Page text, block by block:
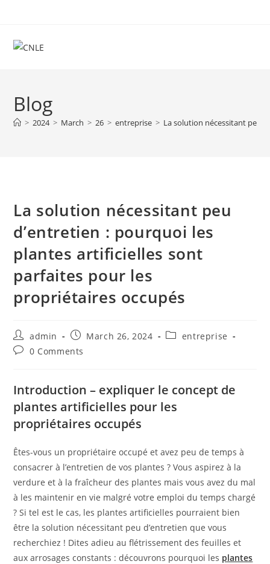
content
Blog
> 2024 > March > 26 > entreprise > La solution nécessitant peu
La solution nécessitant peu
d’entretien : pourquoi les
plantes artificielles sont
parfaites pour les
propriétaires occupés
Post
author:
admin
Post
published:
March 26, 2024
Postentreprise
Post0 Comments
Introduction – expliquer le concept de
plantes artificielles pour les
propriétaires occupés
Êtes-vous un propriétaire occupé et avez peu de temps à
consacrer à l’entretien de vos plantes ? Vous aspirez à la
verdure et à la fraîcheur des plantes mais vous avez du mal
à les maintenir en vie malgré votre emploi du temps chargé
? Si tel est le cas, les plantes artificielles pourraient bien
être la solution nécessitant peu d’entretien que vous
recherchiez ! Dites adieu au flétrissement des feuilles et
aux arrosages constants : découvrons pourquoi les plantes